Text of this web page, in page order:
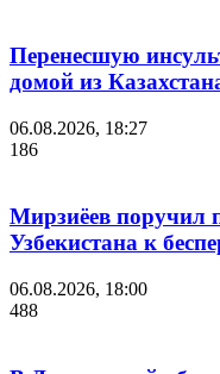
Перенесшую
домой из
06.08.2026, 18:27
186
Мирзиёев поручил
Узбекистана к
06.08.2026, 18:00
488